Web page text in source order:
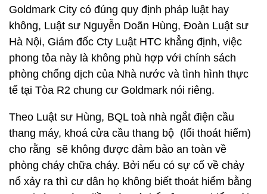
Goldmark City có đúng quy định pháp luật hay
không, Luật sư Nguyễn Doãn Hùng, Đoàn Luật sư
Hà Nội, Giám đốc Cty Luật HTC khẳng định, việc
phong tỏa này là không phù hợp với chính sách
phòng chống dịch của Nhà nước và tình hình thực
tế tại Tòa R2 chung cư Goldmark nói riêng.
Theo Luật sư Hùng, BQL toà nhà ngắt điện cầu
thang máy, khoá cửa cầu thang bộ (lối thoát hiểm)
cho rằng sẽ không được đảm bảo an toàn về
phòng cháy chữa cháy. Bởi nếu có sự cố về chảy
nổ xảy ra thì cư dân họ không biết thoát hiểm bằng